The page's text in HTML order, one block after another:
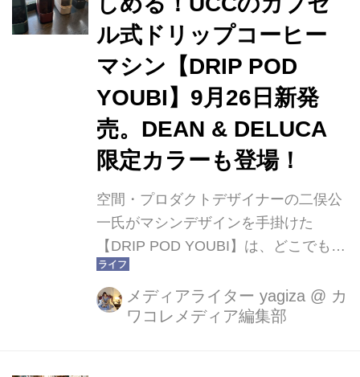
ル式ドリップコーヒー
マシン【DRIP POD
YOUBI】9月26日新発
売。DEAN & DELUCA
限定カラーも登場！
空間・プロダクトデザイナーの二俣公
一氏がマシンデザインを手掛けた
【DRIP POD YOUBI】は、どこでも気
軽に持ち運べるキャリーハンドルが特
徴的なデザインで、約3年半振りの新
製品となります。公式アプリと連携す
メディアライター yagiza @ カ
ワコレメディア編集部